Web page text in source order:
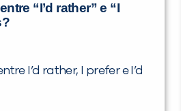
“I’d rather” e “I
I’d rather, I prefer e I’d